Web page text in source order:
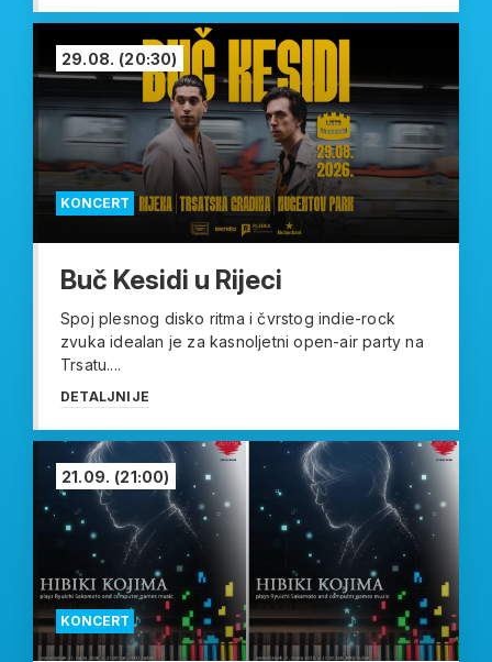
KONCERT
29.08. (20:30)
Buč Kesidi u Rijeci
Spoj plesnog disko ritma i čvrstog indie-rock
zvuka idealan je za kasnoljetni open-air party na
Trsatu....
DETALJNIJE
KONCERT
21.09. (21:00)